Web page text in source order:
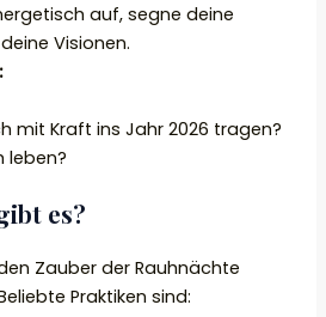
auf, segne deine
Visionen.
mit Kraft ins Jahr 2026 tragen?
leben?
es?
Zauber der Rauhnächte
Praktiken sind: